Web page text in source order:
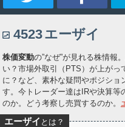
ー
ト
ア
4523エーザイ
株価変動の”なぜ”が見れる株情報
い？市場外取引（PTS）が上がっ
に？など、素朴な疑問やポジショ
す。今トレーダー達はIRや決算等
のか。どう考察し売買するのか。
エーザイ とは？